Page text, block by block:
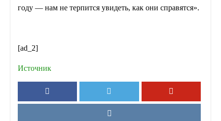
году — нам не терпится увидеть, как они справятся».
[ad_2]
Источник